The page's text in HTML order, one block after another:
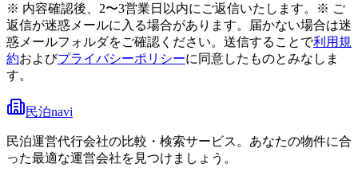
※ 内容確認後、2〜3営業日以内にご返信いたします。
※ ご
返信が迷惑メールに入る場合があります。届かない場合は迷
惑メールフォルダをご確認ください。 送信することで利用規
約およびプライバシーポリシーに同意したものとみなしま
す。
民泊navi
民泊運営代行会社の比較・検索サービス。あなたの物件に合
った最適な運営会社を見つけましょう。